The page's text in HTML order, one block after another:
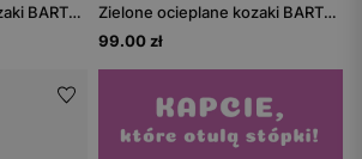
Zielone ocieplane kozaki BARTEK na brązowej podeszwie T-94317/5J5
Zielone ocieplane kozaki BARTEK na brązowej podeszwie T-94317/5J5 II
99.00 zł